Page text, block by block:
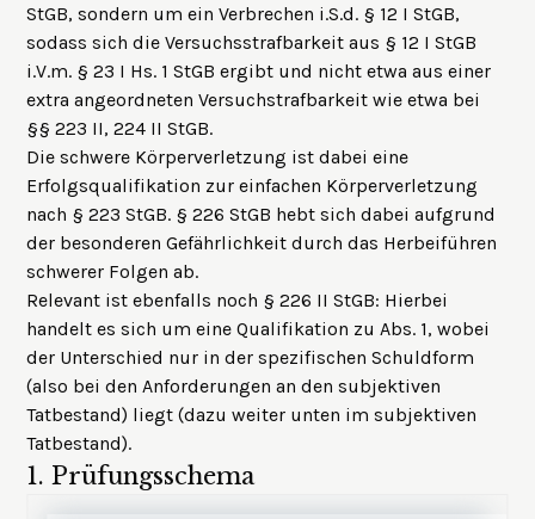
StGB, sondern um ein Verbrechen i.S.d. § 12 I StGB,
sodass sich die Versuchsstrafbarkeit aus § 12 I StGB
i.V.m. § 23 I Hs. 1 StGB ergibt und nicht etwa aus einer
extra angeordneten Versuchstrafbarkeit wie etwa bei
§§ 223 II, 224 II StGB.
Die schwere Körperverletzung ist dabei eine
Erfolgsqualifikation zur einfachen Körperverletzung
nach § 223 StGB. § 226 StGB hebt sich dabei aufgrund
der besonderen Gefährlichkeit durch das Herbeiführen
schwerer Folgen ab.
Relevant ist ebenfalls noch § 226 II StGB: Hierbei
handelt es sich um eine Qualifikation zu Abs. 1, wobei
der Unterschied nur in der spezifischen Schuldform
(also bei den Anforderungen an den subjektiven
Tatbestand) liegt (dazu weiter unten im subjektiven
Tatbestand).
1. Prüfungsschema